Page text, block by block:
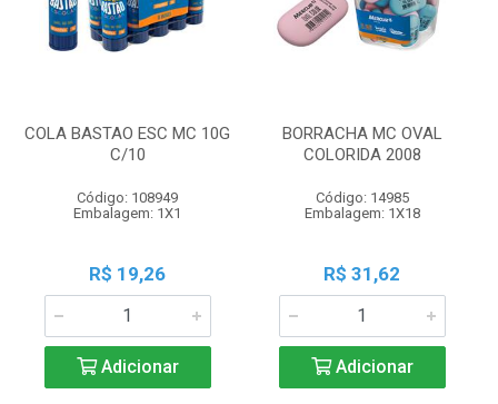
COLA BASTAO ESC MC 10G
C/10
Código: 108949
Embalagem: 1X1
R$ 19,26
Adicionar
BORRACHA MC OVAL
COLORIDA 2008
Código: 14985
Embalagem: 1X18
R$ 31,62
Adicionar